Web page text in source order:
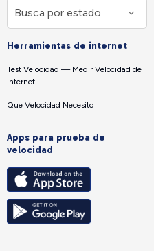
Herramientas de internet
Test Velocidad — Medir Velocidad de
Internet
Que Velocidad Necesito
Apps para prueba de
velocidad